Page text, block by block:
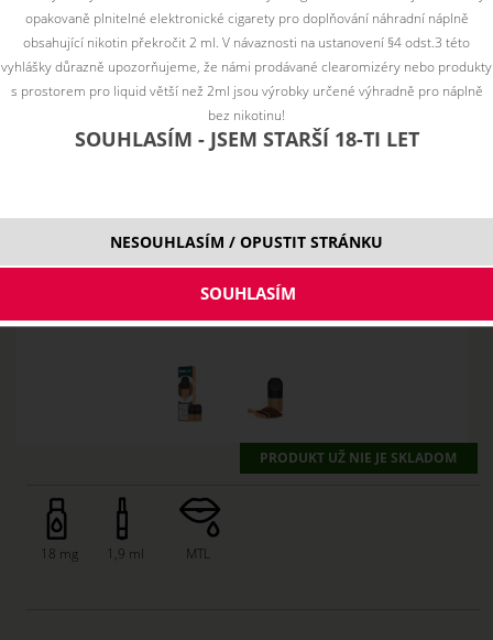
PRODUKT UŽ NIE JE SKLADOM
18 mg 1,9 ml MTL
opakovaně plnitelné elektronické cigarety pro doplňování náhradní náplně
obsahující nikotin překročit 2 ml. V návaznosti na ustanovení §4 odst.3 této
vyhlášky důrazně upozorňujeme, že námi prodávané clearomizéry nebo produkty
s prostorem pro liquid větší než 2ml jsou výrobky určené výhradně pro náplně
bez nikotinu!
SOUHLASÍM - JSEM STARŠÍ 18-TI LET
NESOUHLASÍM / OPUSTIT STRÁNKU